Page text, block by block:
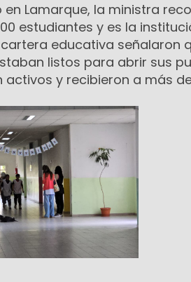
en Lamarque, la ministra
estudiantes y es la
educativa señalaron
listos para abrir sus
y recibieron a más de